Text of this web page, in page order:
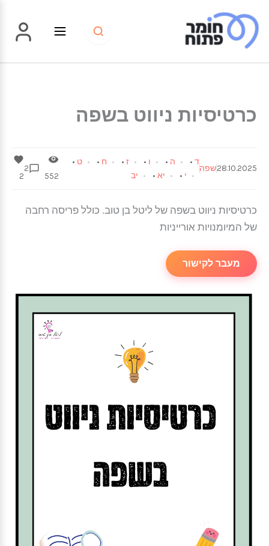
לתוכן
כרטיסיות ניווט בשפה
28.10.2025שפה
ד • ה • ו • ז • ח • ט •
י • יא • יב 552
2
2
כרטיסיות ניווט בשפה של ליטל בן טוב. כולל פריסה רחבה
של המיומנויות אורייניות
מעבר לקישור